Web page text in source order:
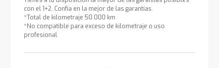
con el 1+2. Confía en la mejor de las garantías.
*Total de kilometraje 50.000 km
*No compatible para exceso de kilometraje o uso
profesional